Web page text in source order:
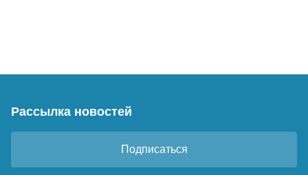
Рассылка новостей
Подписаться